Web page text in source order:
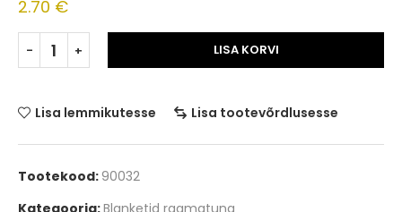
2.70 €
LISA KORVI
Lisa lemmikutesse Lisa tootevõrdlusesse
Tootekood: 90032
Kategooria:Blanketid raamatuna